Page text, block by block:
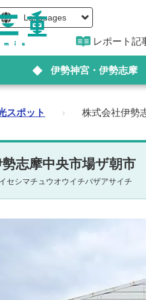
Languages
レポート記
伊勢神宮・伊勢志摩
スポット › 株式会社伊勢
志摩中央市場ザ朝市
セシマチュウオウイチバザアサイチ